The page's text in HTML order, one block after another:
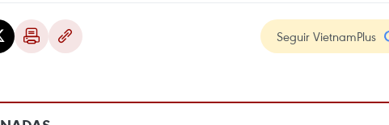
Seguir VietnamPlus